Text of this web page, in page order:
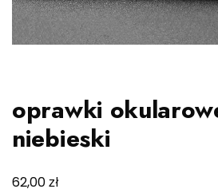
oprawki
niebieski
62,00zł